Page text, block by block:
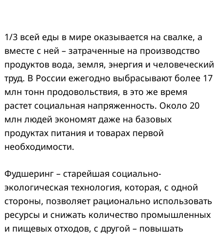
1/3 всей еды в мире оказывается на свалке, а
вместе с ней – затраченные на производство
продуктов вода, земля, энергия и человеческий
труд. В России ежегодно выбрасывают более 17
млн тонн продовольствия, в это же время
растет социальная напряженность. Около 20
млн людей экономят даже на базовых
продуктах питания и товарах первой
необходимости.
Фудшеринг – старейшая социально-
экологическая технология, которая, с одной
стороны, позволяет рационально использовать
ресурсы и снижать количество промышленных
и пищевых отходов, с другой – повышать